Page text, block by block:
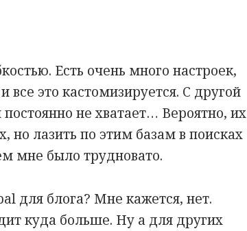
Есть очень много настроек,
это кастомизируется. С другой
не хватает… Вероятно, их
но лазить по этим базам в поисках
мне было трудновато.
для блога? Мне кажется, нет.
куда больше. Ну а для других